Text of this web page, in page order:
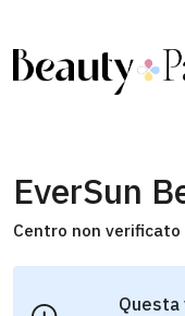
EverSun
Centro non verificato